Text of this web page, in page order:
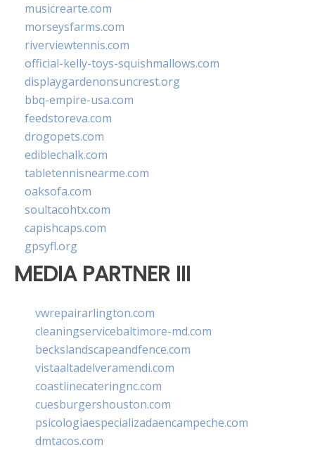
musicrearte.com
morseysfarms.com
riverviewtennis.com
official-kelly-toys-squishmallows.com
displaygardenonsuncrest.org
bbq-empire-usa.com
feedstoreva.com
drogopets.com
ediblechalk.com
tabletennisnearme.com
oaksofa.com
soultacohtx.com
capishcaps.com
gpsyfl.org
MEDIA PARTNER III
vwrepairarlington.com
cleaningservicebaltimore-md.com
beckslandscapeandfence.com
vistaaltadelveramendi.com
coastlinecateringnc.com
cuesburgershouston.com
psicologiaespecializadaencampeche.com
dmtacos.com